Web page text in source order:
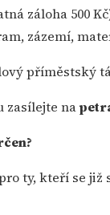
záloha 500
zázemí,
příměstský
zasílejte na
ty, kteří se